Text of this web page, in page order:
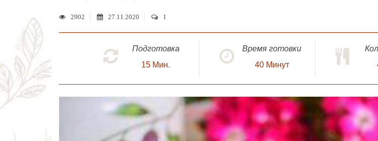
2902 27.11.2020 1
Подготовка
15 Мин.
Время готовки
40 Минут